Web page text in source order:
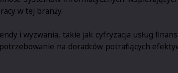
w tej branży.
i wyzwania, takie jak cyfryzacja usług
na doradców potrafiących